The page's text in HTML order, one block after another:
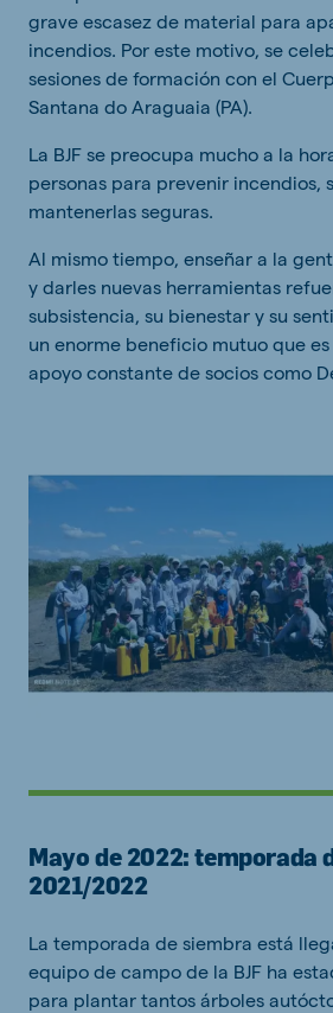
grave escasez de material para
incendios. Por este motivo, se
sesiones de formación con el
Santana do Araguaia (PA).
La BJF se preocupa mucho a la
personas para prevenir incendios,
mantenerlas seguras.
Al mismo tiempo, enseñar a la
y darles nuevas herramientas
subsistencia, su bienestar y su
un enorme beneficio mutuo que
apoyo constante de socios como
Mayo de 2022: temporada
2021/2022
La temporada de siembra está
equipo de campo de la BJF ha
para plantar tantos árboles